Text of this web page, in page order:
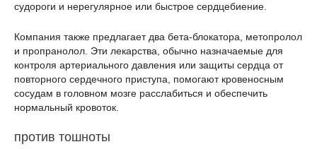
судороги и нерегулярное или быстрое сердцебиение.
Компания также предлагает два бета-блокатора, метопролол
и пропранолол. Эти лекарства, обычно назначаемые для
контроля артериального давления или защиты сердца от
повторного сердечного приступа, помогают кровеносным
сосудам в головном мозге расслабиться и обеспечить
нормальный кровоток.
против тошноты